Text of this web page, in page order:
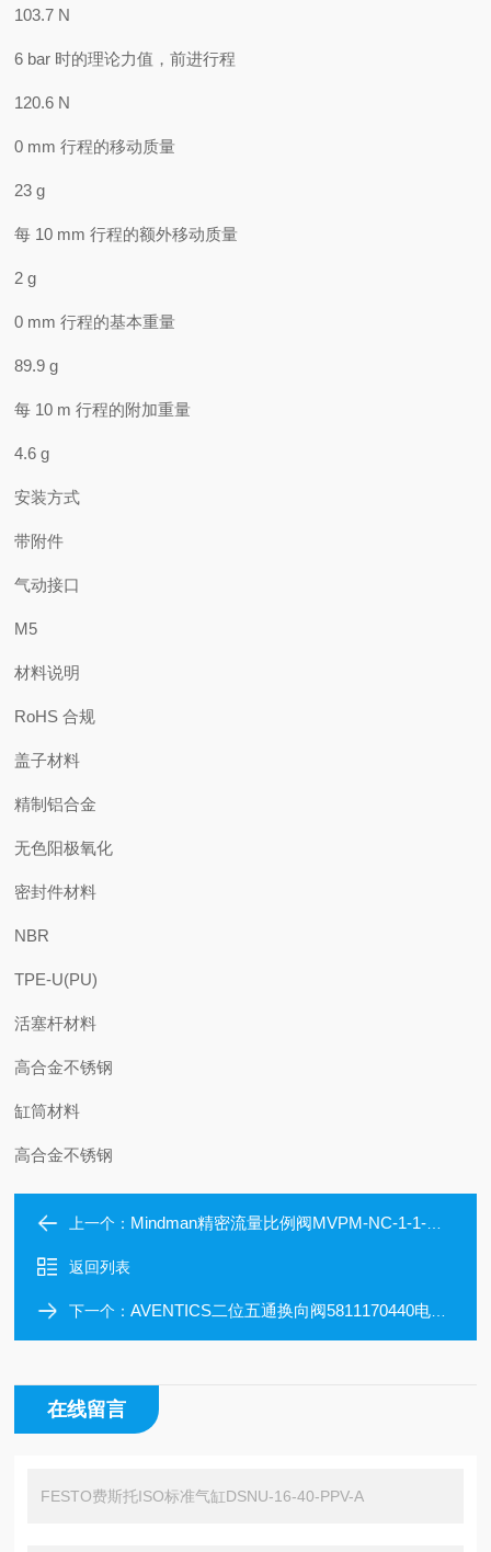
103.7 N
6 bar 时的理论力值，前进行程
120.6 N
0 mm 行程的移动质量
23 g
每 10 mm 行程的额外移动质量
2 g
0 mm 行程的基本重量
89.9 g
每 10 m 行程的附加重量
4.6 g
安装方式
带附件
气动接口
M5
材料说明
RoHS 合规
盖子材料
精制铝合金
无色阳极氧化
密封件材料
NBR
TPE-U(PU)
活塞杆材料
高合金不锈钢
缸筒材料
高合金不锈钢
上一个： Mindman精密流量比例阀MVPM-NC-1-1-M-T
返回列表
下一个：AVENTICS二位五通换向阀5811170440电磁阀
在线留言